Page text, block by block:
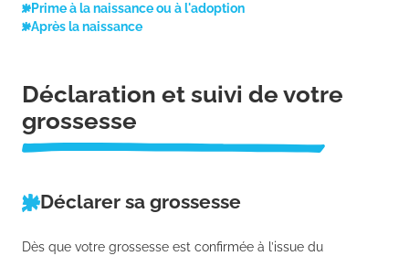
Prime à la naissance ou à l'adoption
Après la naissance
Déclaration et suivi de votre
grossesse
Déclarer sa grossesse
Dès que votre grossesse est confirmée à l’issue du